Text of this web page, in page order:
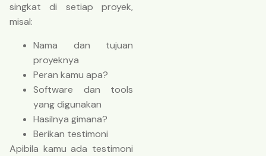
singkat di setiap proyek,
misal:
Nama dan tujuan
proyeknya
Peran kamu apa?
Software dan tools
yang digunakan
Hasilnya gimana?
Berikan testimoni
Apibila kamu ada testimoni